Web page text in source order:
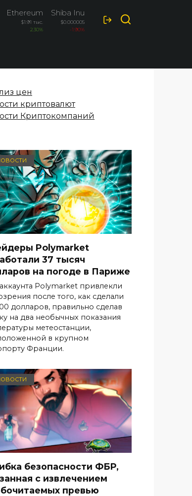
Ethereum
$1.91 тыс.
2.30%
Shiba Inu
$0.000005
-1.90%
Bitcoin Cash
$214.7
цен
криптовалют
Криптокомпаний
Polymarket
37 тысяч
на погоде в Париже
Polymarket привлекли
после того, как сделали
долларов, правильно сделав
на два необычных показания
метеостанции,
в крупном
Франции.
безопасности ФБР,
с извлечением
превью